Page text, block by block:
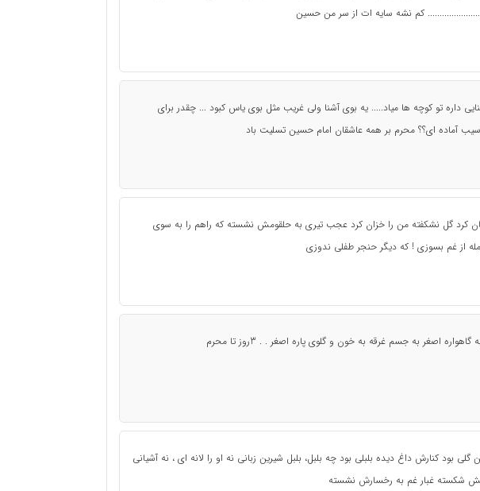
کم نشه سایه ات از سر من حسین
داره تو کوچه ها میاد..... یه بوی آشنا ولی غریب مثل بوی یاس کبود ... چقدر برای
آماده ای؟؟ محرم بر همه عاشقان امام حسین تسلیت باد
کرد گل نشکفته من را خزان کرد عجب تیری به حلقومش نشسته که راهم را به سوی
از غم بسوزی ! که دیگر حنجر طفلی ندوزی
اصغر به جسم غرقه به خون و گلوی پاره اصغر . . 3روز تا محرم
بود کنارش داغ دیده بلبلی بود چه بلبل، بلبل شیرین زبانی نه او را لانه ای ، نه آشیانی
شکسته غبار غم به رخسارش نشسته